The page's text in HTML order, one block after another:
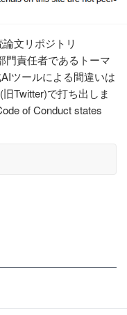
文リポジトリ
門責任者であるトーマ
ツールによる間違いは
Twitter)で打ち出しま
of Conduct states